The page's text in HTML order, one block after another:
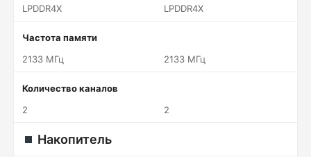
LPDDR4X
LPDDR4X
Частота памяти
2133 МГц
2133 МГц
Количество каналов
2
2
Накопитель